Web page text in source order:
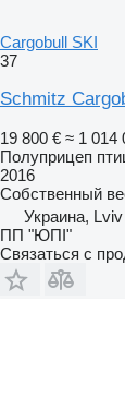
Cargobull SKI
37
Schmitz
19 800 € ≈ 1 014
Полуприцеп
2016
Собственный
Украина, Lviv
ПП "ЮПІ"
Связаться с